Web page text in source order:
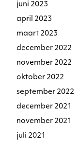
juni 2023
april 2023
maart 2023
december 2022
november 2022
oktober 2022
september 2022
december 2021
november 2021
juli 2021